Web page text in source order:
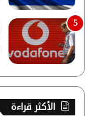
الأكثر قراءة